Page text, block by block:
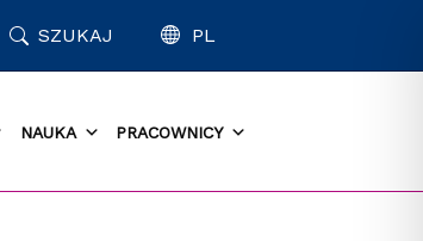
SZUKAJ PL
NAUKA PRACOWNICY